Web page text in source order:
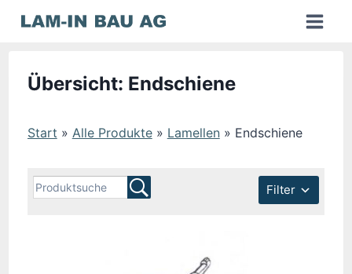
Inhalt
Übersicht: Endschiene
Start » Alle Produkte» Lamellen» Endschiene
Filter